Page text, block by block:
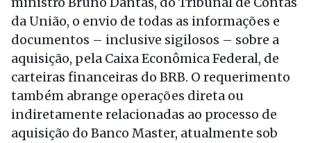
da União, o envio de todas as informações e
documentos – inclusive sigilosos – sobre a
aquisição, pela Caixa Econômica Federal, de
carteiras financeiras do BRB. O requerimento
também abrange operações direta ou
indiretamente relacionadas ao processo de
aquisição do Banco Master, atualmente sob